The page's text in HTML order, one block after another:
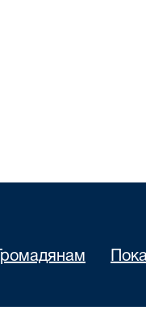
Громадянам